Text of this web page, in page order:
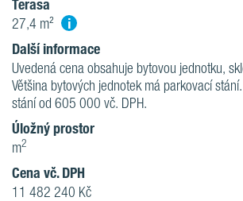
Terasa
27,4 m² i
Další informace
Uvedená cena obsahuje bytovou jednotku,
Většina bytových jednotek má parkovací
stání od 605 000 vč. DPH.
Úložný prostor
m2
Cena vč. DPH
11 482 240 Kč